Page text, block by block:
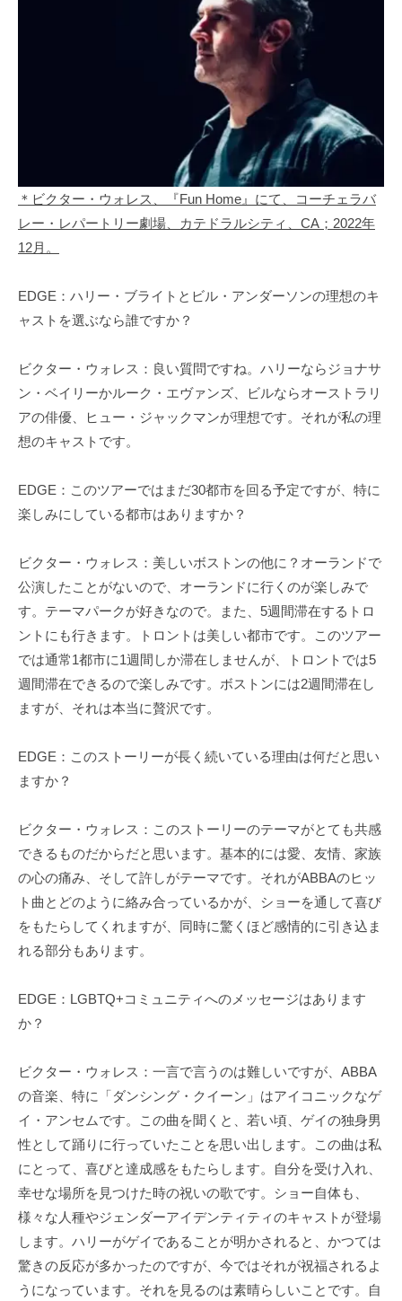
＊ビクター・ウォレス、『Fun Home』にて、コーチェラバ
レー・レパートリー劇場、カテドラルシティ、CA；2022年
12月。
EDGE：ハリー・ブライトとビル・アンダーソンの理想のキ
ャストを選ぶなら誰ですか？
ビクター・ウォレス：良い質問ですね。ハリーならジョナサ
ン・ベイリーかルーク・エヴァンズ、ビルならオーストラリ
アの俳優、ヒュー・ジャックマンが理想です。それが私の理
想のキャストです。
EDGE：このツアーではまだ30都市を回る予定ですが、特に
楽しみにしている都市はありますか？
ビクター・ウォレス：美しいボストンの他に？オーランドで
公演したことがないので、オーランドに行くのが楽しみで
す。テーマパークが好きなので。また、5週間滞在するトロ
ントにも行きます。トロントは美しい都市です。このツアー
では通常1都市に1週間しか滞在しませんが、トロントでは5
週間滞在できるので楽しみです。ボストンには2週間滞在し
ますが、それは本当に贅沢です。
EDGE：このストーリーが長く続いている理由は何だと思い
ますか？
ビクター・ウォレス：このストーリーのテーマがとても共感
できるものだからだと思います。基本的には愛、友情、家族
の心の痛み、そして許しがテーマです。それがABBAのヒッ
ト曲とどのように絡み合っているかが、ショーを通して喜び
をもたらしてくれますが、同時に驚くほど感情的に引き込ま
れる部分もあります。
EDGE：LGBTQ+コミュニティへのメッセージはあります
か？
ビクター・ウォレス：一言で言うのは難しいですが、ABBA
の音楽、特に「ダンシング・クイーン」はアイコニックなゲ
イ・アンセムです。この曲を聞くと、若い頃、ゲイの独身男
性として踊りに行っていたことを思い出します。この曲は私
にとって、喜びと達成感をもたらします。自分を受け入れ、
幸せな場所を見つけた時の祝いの歌です。ショー自体も、
様々な人種やジェンダーアイデンティティのキャストが登場
します。ハリーがゲイであることが明かされると、かつては
驚きの反応が多かったのですが、今ではそれが祝福されるよ
うになっています。それを見るのは素晴らしいことです。自